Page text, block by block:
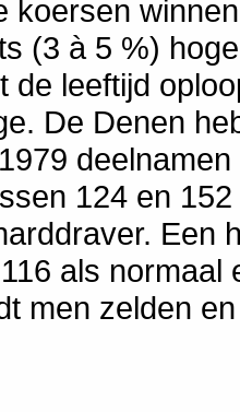
koersen
(3 à 5 %)
de leeftijd
De Denen
124 en
Een
als
men zelden